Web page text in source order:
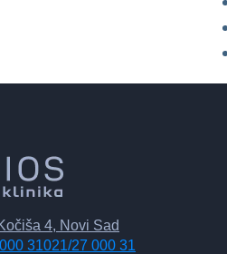
4, Novi Sad
31021/27 000 31